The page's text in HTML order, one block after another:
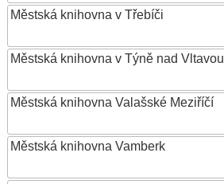
Městská knihovna v Třebíči
Městská knihovna v Týně nad Vltavou
Městská knihovna Valašské Meziříčí
Městská knihovna Vamberk